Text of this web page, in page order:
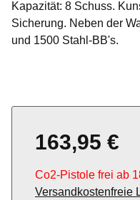
Kapazität: 8 Schuss.
Sicherung. Neben der
und 1500 Stahl-BB's.
163,95 €
Co2-Pistole frei ab
Versandkostenfreie